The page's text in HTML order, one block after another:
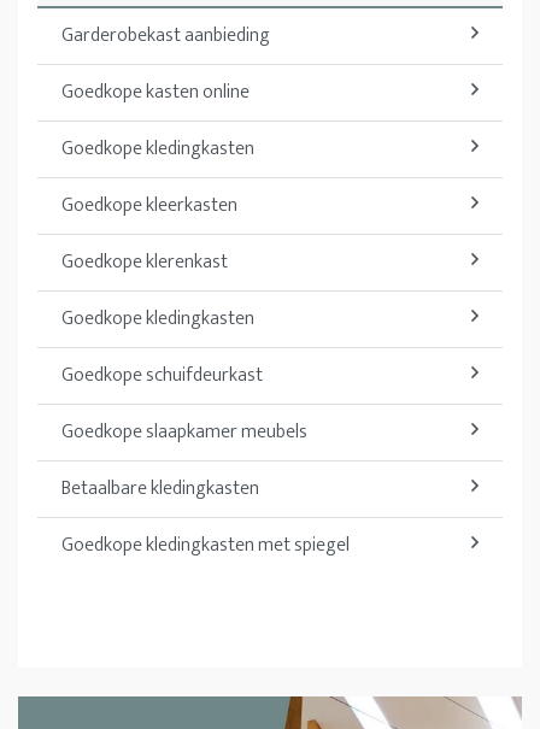
Garderobekast aanbieding
Goedkope kasten online
Goedkope kledingkasten
Goedkope kleerkasten
Goedkope klerenkast
Goedkope kledingkasten
Goedkope schuifdeurkast
Goedkope slaapkamer meubels
Betaalbare kledingkasten
Goedkope kledingkasten met spiegel